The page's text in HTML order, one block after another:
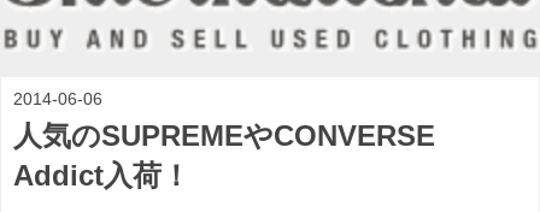
2014-06-06
人気のSUPREMEやCONVERSE
Addict入荷！